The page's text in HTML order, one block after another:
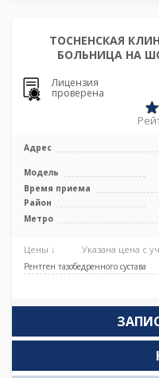
ТОСНЕНСКАЯ
БОЛЬНИЦА НА
Лицензия
проверена
Адрес
Модель
Время приема
Район
Метро
Цены ↓ Указана цена с
Рентген тазобедренного сустава